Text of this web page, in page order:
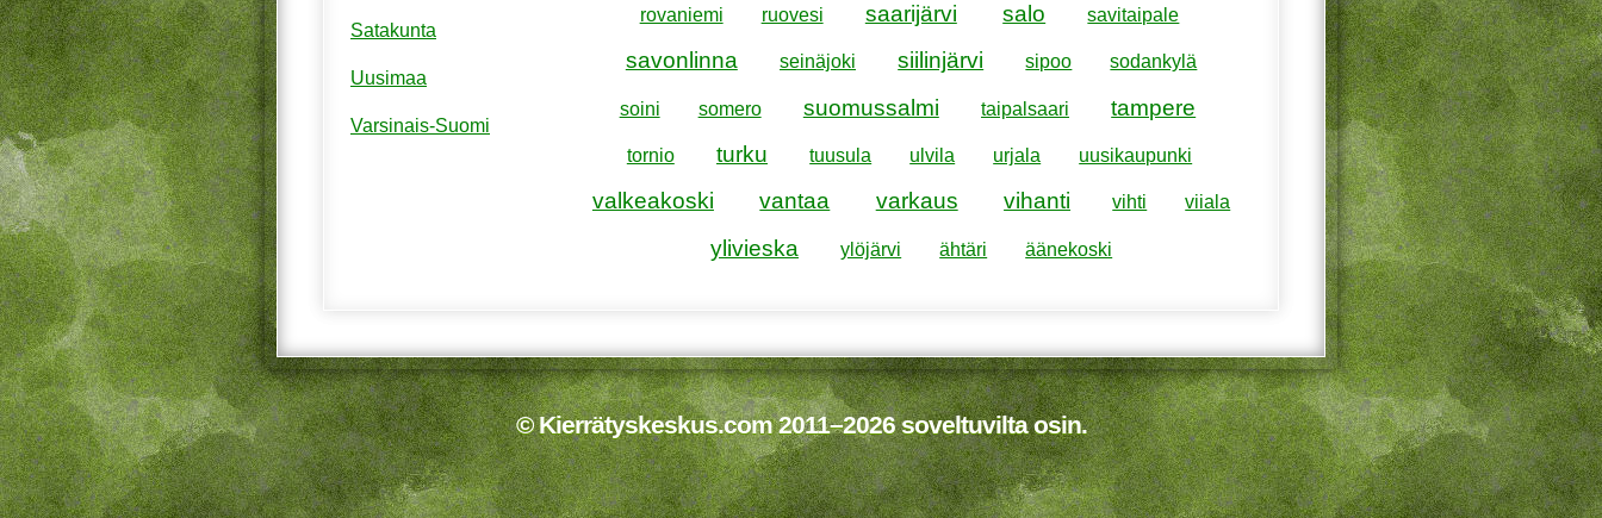
rovaniemi ruovesi saarijärvi salo savitaipale
savonlinna seinäjoki siilinjärvi sipoo sodankylä
soini somero suomussalmi taipalsaari tampere
tornio turku tuusula ulvila urjala uusikaupunki
valkeakoski vantaa varkaus vihanti vihti viiala
ylivieska ylöjärvi ähtäri äänekoski
Satakunta
Uusimaa
Varsinais-Suomi
© Kierrätyskeskus.com 2011–2026 soveltuvilta osin.